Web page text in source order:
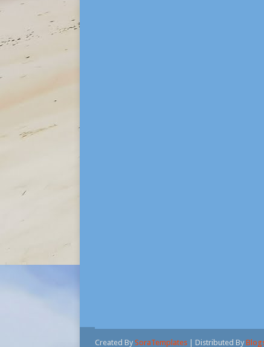
Created By SoraTemplates | Distributed By